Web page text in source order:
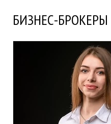
БИЗНЕС-БРОКЕРЫ